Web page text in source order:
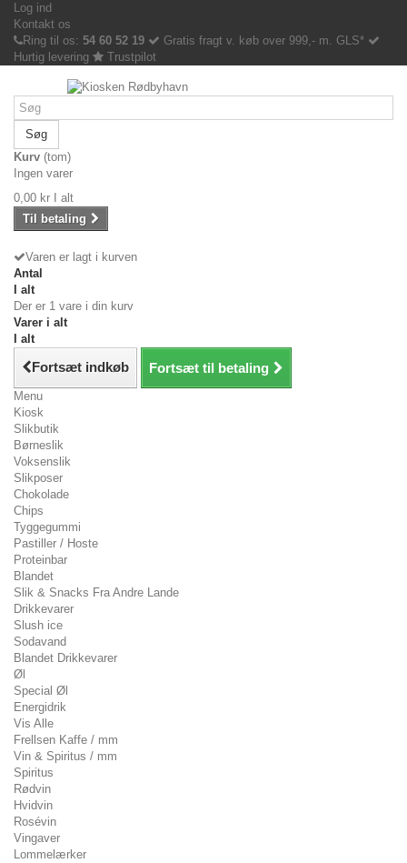
Log ind
Kontakt os
Ring til os: 54 60 52 19
Gratis fragt v. køb over 999,- m. GLS*
Hurtig levering
Trustpilot
Søg
Kurv (tom)
Ingen varer
0,00 kr
I alt
Til betaling
Varen er lagt i kurven
Antal
I alt
Der er 1 vare i din kurv
Varer i alt
I alt
Fortsæt indkøb Fortsæt til betaling
Menu
Kiosk
Slikbutik
Børneslik
Voksenslik
Slikposer
Chokolade
Chips
Tyggegummi
Pastiller / Hoste
Proteinbar
Blandet
Slik & Snacks Fra Andre Lande
Drikkevarer
Slush ice
Sodavand
Blandet Drikkevarer
Øl
Special Øl
Energidrik
Vis Alle
Frellsen Kaffe / mm
Vin & Spiritus / mm
Spiritus
Rødvin
Hvidvin
Rosévin
Vingaver
Lommelærker